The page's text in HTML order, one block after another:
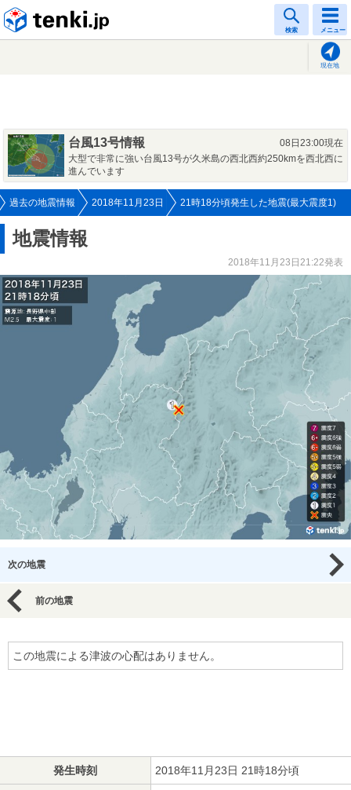
検索 メニュー
現在地
台風13号情報
08日23:00現在
大型で非常に強い台風13号が久米島の西北西約250kmを西北西に
進んでいます
過去の地震情報 2018年11月23日 21時18分頃発生した地震(最大震度1)
地震情報
2018年11月23日21:22発表
次の地震
前の地震
この地震による津波の心配はありません。
発生時刻 2018年11月23日 21時18分頃